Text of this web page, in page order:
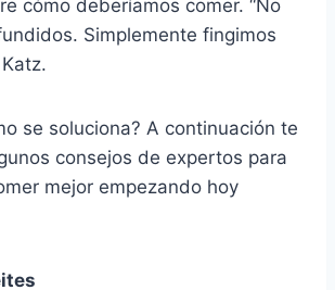
cómo deberíamos comer. “No
Simplemente fingimos
se soluciona? A continuación te
consejos de expertos para
mejor empezando hoy